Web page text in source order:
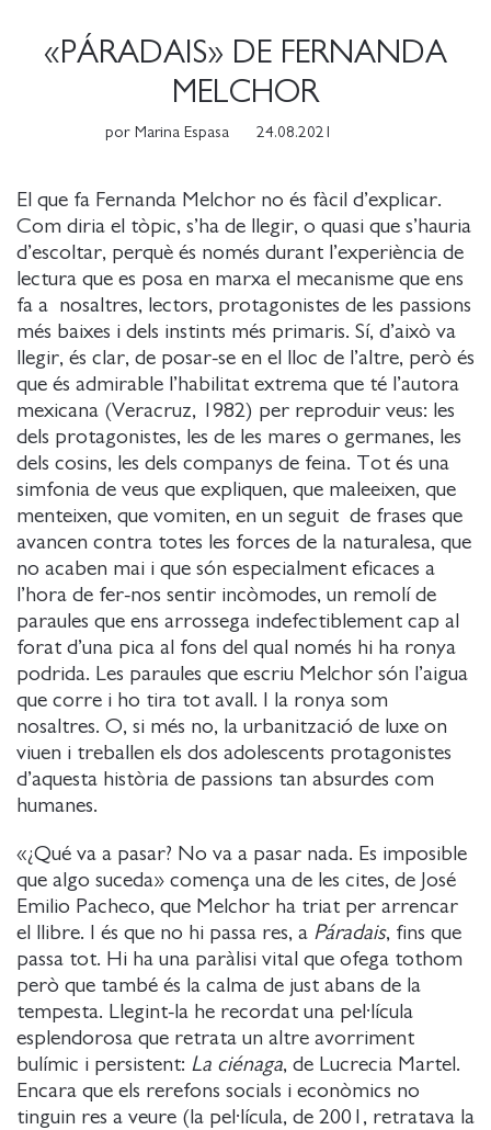
«PÁRADAIS» DE FERNANDA
MELCHOR
por Marina Espasa 24.08.2021
El que fa Fernanda Melchor no és fàcil d’explicar.
Com diria el tòpic, s’ha de llegir, o quasi que s’hauria
d’escoltar, perquè és només durant l’experiència de
lectura que es posa en marxa el mecanisme que ens
fa a nosaltres, lectors, protagonistes de les passions
més baixes i dels instints més primaris. Sí, d’això va
llegir, és clar, de posar-se en el lloc de l’altre, però és
que és admirable l’habilitat extrema que té l’autora
mexicana (Veracruz, 1982) per reproduir veus: les
dels protagonistes, les de les mares o germanes, les
dels cosins, les dels companys de feina. Tot és una
simfonia de veus que expliquen, que maleeixen, que
menteixen, que vomiten, en un seguit de frases que
avancen contra totes les forces de la naturalesa, que
no acaben mai i que són especialment eficaces a
l’hora de fer-nos sentir incòmodes, un remolí de
paraules que ens arrossega indefectiblement cap al
forat d’una pica al fons del qual només hi ha ronya
podrida. Les paraules que escriu Melchor són l’aigua
que corre i ho tira tot avall. I la ronya som
nosaltres. O, si més no, la urbanització de luxe on
viuen i treballen els dos adolescents protagonistes
d’aquesta història de passions tan absurdes com
humanes.
«¿Qué va a pasar? No va a pasar nada. Es imposible
que algo suceda» comença una de les cites, de José
Emilio Pacheco, que Melchor ha triat per arrencar
el llibre. I és que no hi passa res, a Páradais, fins que
passa tot. Hi ha una paràlisi vital que ofega tothom
però que també és la calma de just abans de la
tempesta. Llegint-la he recordat una pel·lícula
esplendorosa que retrata un altre avorriment
bulímic i persistent: La ciénaga, de Lucrecia Martel.
Encara que els rerefons socials i econòmics no
tinguin res a veure (la pel·lícula, de 2001, retratava la